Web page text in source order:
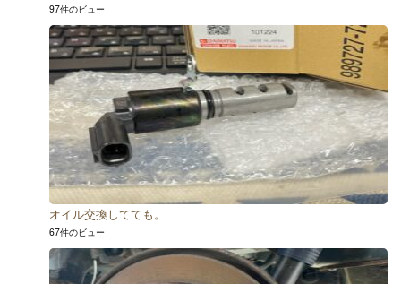
97件のビュー
オイル交換してても。
67件のビュー